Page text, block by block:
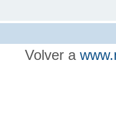
Volver a